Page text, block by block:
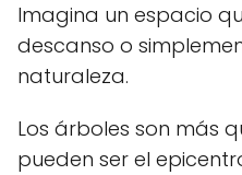
Imagina un espacio
descanso o
naturaleza.
Los árboles son más
pueden ser el